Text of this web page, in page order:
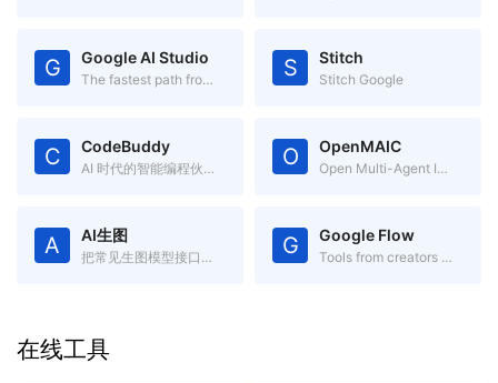
G Google AI Studio
The fastest path from prompt to production with Gemini S Stitch
Stitch Google
C CodeBuddy
AI 时代的智能编程伙伴 O OpenMAIC
Open Multi-Agent Interactive Classroom
A AI生图
把常见生图模型接口收进一个页面 G Google Flow
Tools from creators like you
在线工具